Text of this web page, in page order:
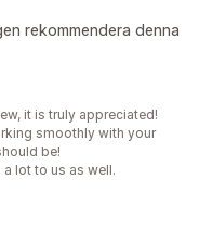
rekommendera denna
it is truly appreciated!
smoothly with your
be!
lot to us as well.